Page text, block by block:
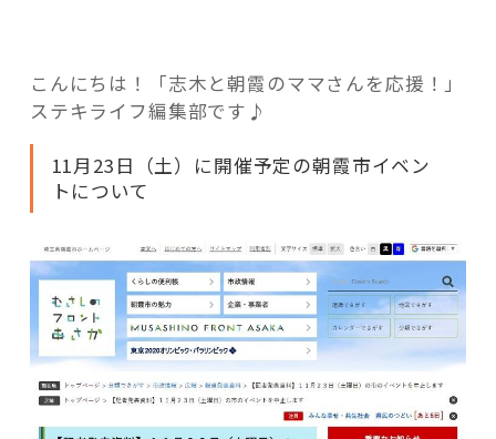
協賛・協力店
コーディネーター紹介
これからの暮らし 住み替え相談
記事検索
こんにちは！「志木と朝霞のママさんを応援！」
ステキライフ編集部です♪
11月23日（土）に開催予定の朝霞市イベン
トについて